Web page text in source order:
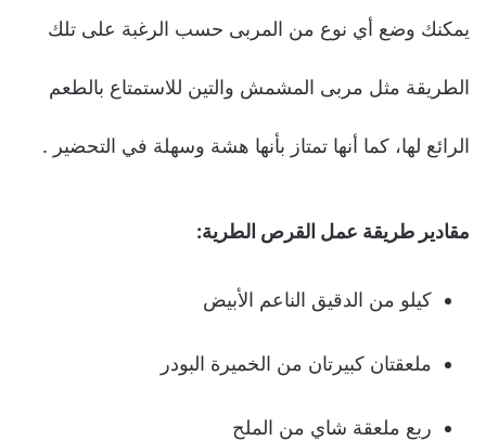
يمكنك وضع أي نوع من المربى حسب الرغبة على تلك
الطريقة مثل مربى المشمش والتين للاستمتاع بالطعم
الرائع لها، كما أنها تمتاز بأنها هشة وسهلة في التحضير .
مقادير طريقة عمل القرص الطرية:
كيلو من الدقيق الناعم الأبيض
ملعقتان كبيرتان من الخميرة البودر
ربع ملعقة شاي من الملح